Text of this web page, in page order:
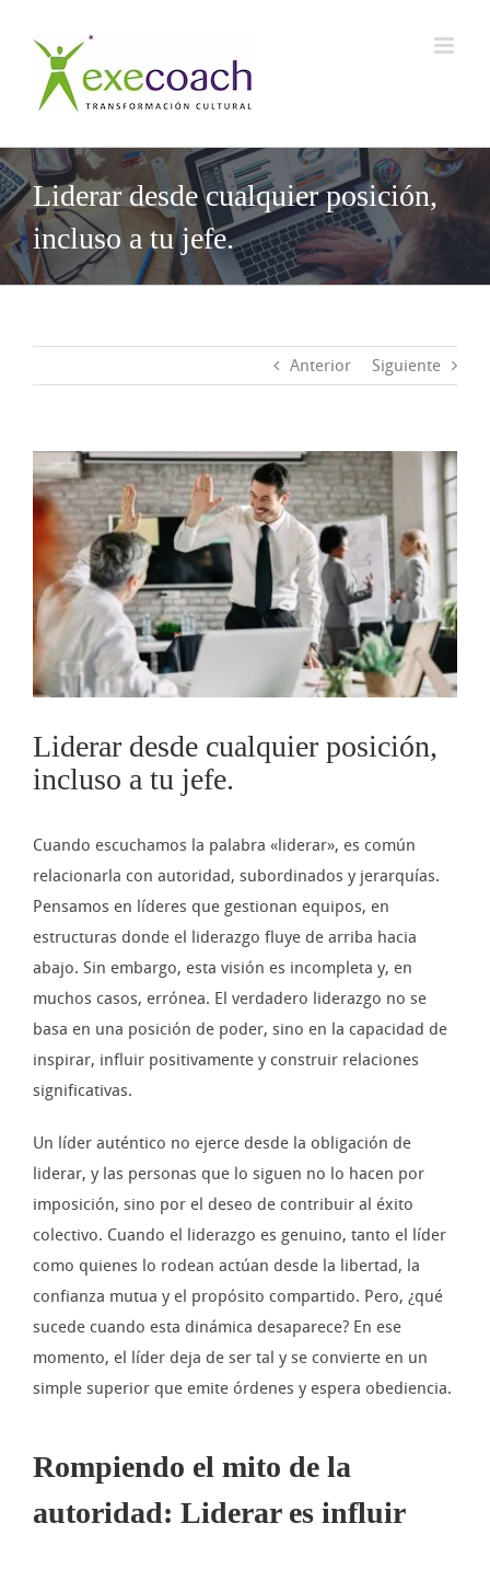
contenido
Liderar desde cualquier posición,
incluso a tu jefe.
Anterior Siguiente
imagen
grande
Liderar desde cualquier posición,
incluso a tu jefe.
Cuando escuchamos la palabra «liderar», es común
relacionarla con autoridad, subordinados y jerarquías.
Pensamos en líderes que gestionan equipos, en
estructuras donde el liderazgo fluye de arriba hacia
abajo. Sin embargo, esta visión es incompleta y, en
muchos casos, errónea. El verdadero liderazgo no se
basa en una posición de poder, sino en la capacidad de
inspirar, influir positivamente y construir relaciones
significativas.
Un líder auténtico no ejerce desde la obligación de
liderar, y las personas que lo siguen no lo hacen por
imposición, sino por el deseo de contribuir al éxito
colectivo. Cuando el liderazgo es genuino, tanto el líder
como quienes lo rodean actúan desde la libertad, la
confianza mutua y el propósito compartido. Pero, ¿qué
sucede cuando esta dinámica desaparece? En ese
momento, el líder deja de ser tal y se convierte en un
simple superior que emite órdenes y espera obediencia.
Rompiendo el mito de la
autoridad: Liderar es influir